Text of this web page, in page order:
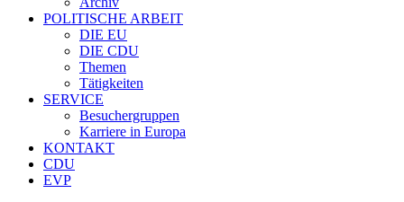
POLITISCHE ARBEIT
DIE EU
DIE CDU
Themen
Tätigkeiten
SERVICE
Besuchergruppen
Karriere in Europa
KONTAKT
CDU
EVP